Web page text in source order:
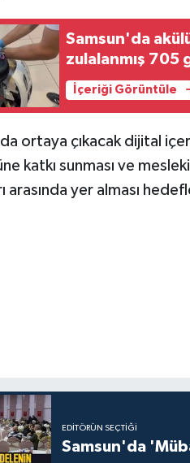
Samsun'da
zulalanmış
İçeriği Görüntüle
ortaya çıkacak dijital
katkı sunması ve
arasında yer alması
EDITÖRÜN SEÇTIĞI
Samsun'da